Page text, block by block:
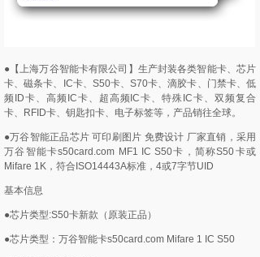
●【上海万谷智能卡有限公司】生产封装各类智能卡、芯片
卡、磁条卡、IC卡、S50卡、S70卡、滴胶卡、门禁卡、低
频ID卡、高频IC卡、超高频IC卡、特殊IC卡、双频复合
卡、RFID卡、钥匙扣卡、电子标签等，产品销往全球。
●万谷智能正品芯片 可印刷图片 免费设计 厂家直销，采用
万谷智能卡s50card.com MF1 IC S50卡，简称S50卡或
Mifare 1K，符合ISO14443A标准，4或7字节UID
基本信息
●芯片类型:S50卡新款（原装正品）
●芯片类型：万谷智能卡s50card.com Mifare 1 IC S50